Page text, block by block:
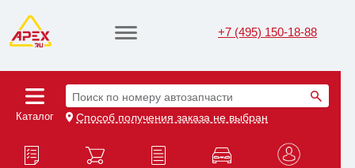
+7 (495) 150-18-88
Каталог
Поиск по номеру автозапчасти
Способ получения заказа не выбран